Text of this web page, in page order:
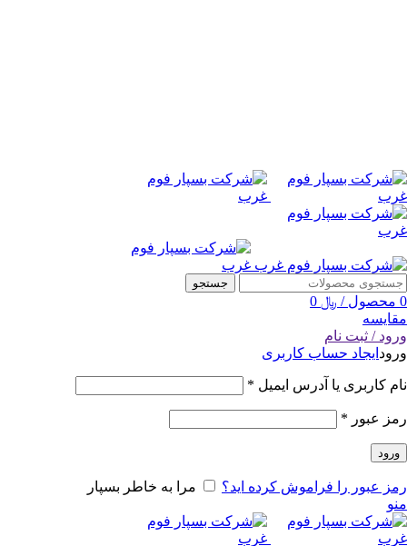
جستجو
0 محصول / ﷼
مقایسه
ورود / ثبت نام
ورود ایجاد حساب کاربری
نام کاربری یا آدرس ایمیل *
رمز عبور *
ورود
رمز عبور را فراموش کرده اید؟
مرا به خاطر بسپار
منو